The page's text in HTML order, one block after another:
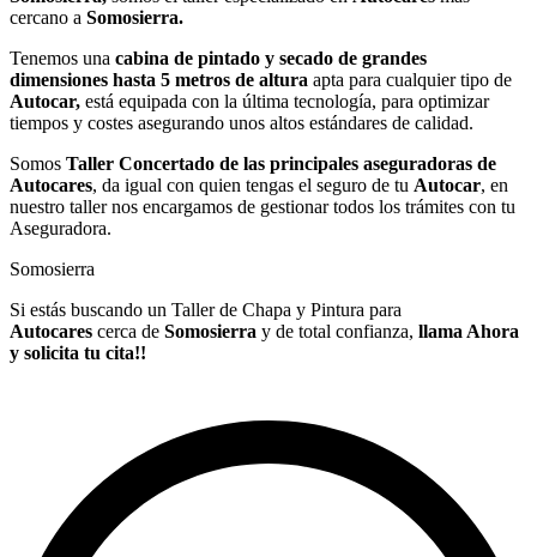
cercano a Somosierra.
Tenemos una cabina de pintado y secado de grandes
dimensiones hasta 5 metros de altura apta para cualquier tipo de
Autocar, está equipada con la última tecnología, para optimizar
tiempos y costes asegurando unos altos estándares de calidad.
Somos Taller Concertado de las principales aseguradoras de
Autocares, da igual con quien tengas el seguro de tu Autocar, en
nuestro taller nos encargamos de gestionar todos los trámites con tu
Aseguradora.
Somosierra
Si estás buscando un Taller de Chapa y Pintura para
Autocares cerca de Somosierra y de total confianza, llama Ahora
y solicita tu cita!!